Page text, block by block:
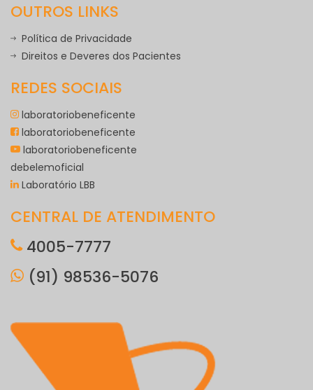
OUTROS LINKS
Política de Privacidade
Direitos e Deveres dos Pacientes
REDES SOCIAIS
laboratoriobeneficente
laboratoriobeneficente
laboratoriobeneficente
debelemoficial
Laboratório LBB
CENTRAL DE ATENDIMENTO
4005-7777
(91) 98536-5076